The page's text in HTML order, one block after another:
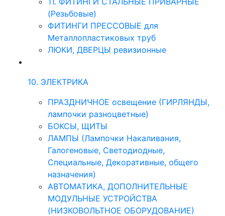
(Резьбовые)
ФИТИНГИ ПРЕССОВЫЕ для
Металлопластиковых труб
ЛЮКИ, ДВЕРЦЫ ревизионные
10. ЭЛЕКТРИКА
ПРАЗДНИЧНОЕ освещение (ГИРЛЯНДЫ,
лампочки разноцветные)
БОКСЫ, ЩИТЫ
ЛАМПЫ (Лампочки Накаливания,
Галогеновые, Светодиодные,
Специальные, Декоративные, общего
назначения)
АВТОМАТИКА, ДОПОЛНИТЕЛЬНЫЕ
МОДУЛЬНЫЕ УСТРОЙСТВА
(НИЗКОВОЛЬТНОЕ ОБОРУДОВАНИЕ)